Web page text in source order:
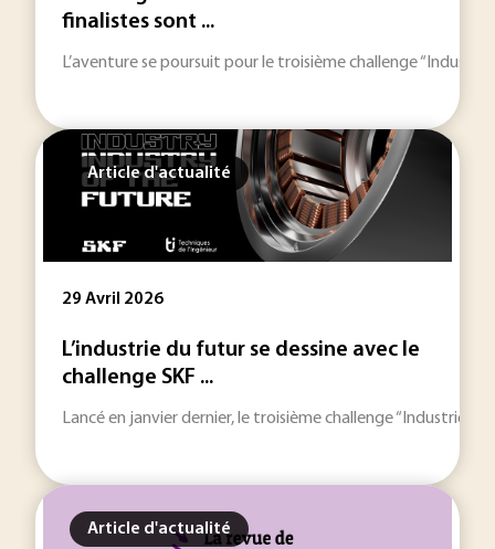
finalistes sont ...
L’aventure se poursuit pour le troisième challenge
Article d'actualité
29 Avril 2026
L’industrie du futur se dessine avec le
challenge SKF ...
Lancé en janvier dernier, le troisième challenge “Industrie
Article d'actualité